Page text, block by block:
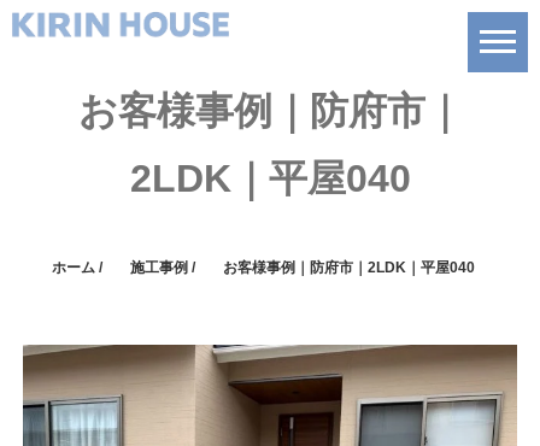
お客様事例｜防府市｜
2LDK｜平屋040
ホーム / 施工事例 / お客様事例｜防府市｜2LDK｜平屋040